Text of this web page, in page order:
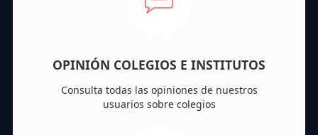
OPINIÓN COLEGIOS E INSTITUTOS
Consulta todas las opiniones de nuestros
usuarios sobre colegios